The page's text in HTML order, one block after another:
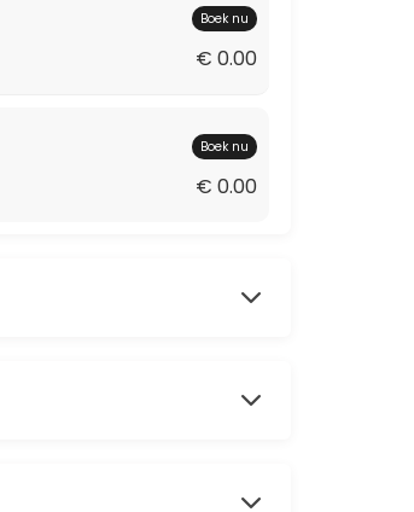
kan eigenlijk alleen maar in onze
het echt wil voelen en ruiken. Laat ons
Boek nu
€ 0.00
Boek nu
€ 0.00